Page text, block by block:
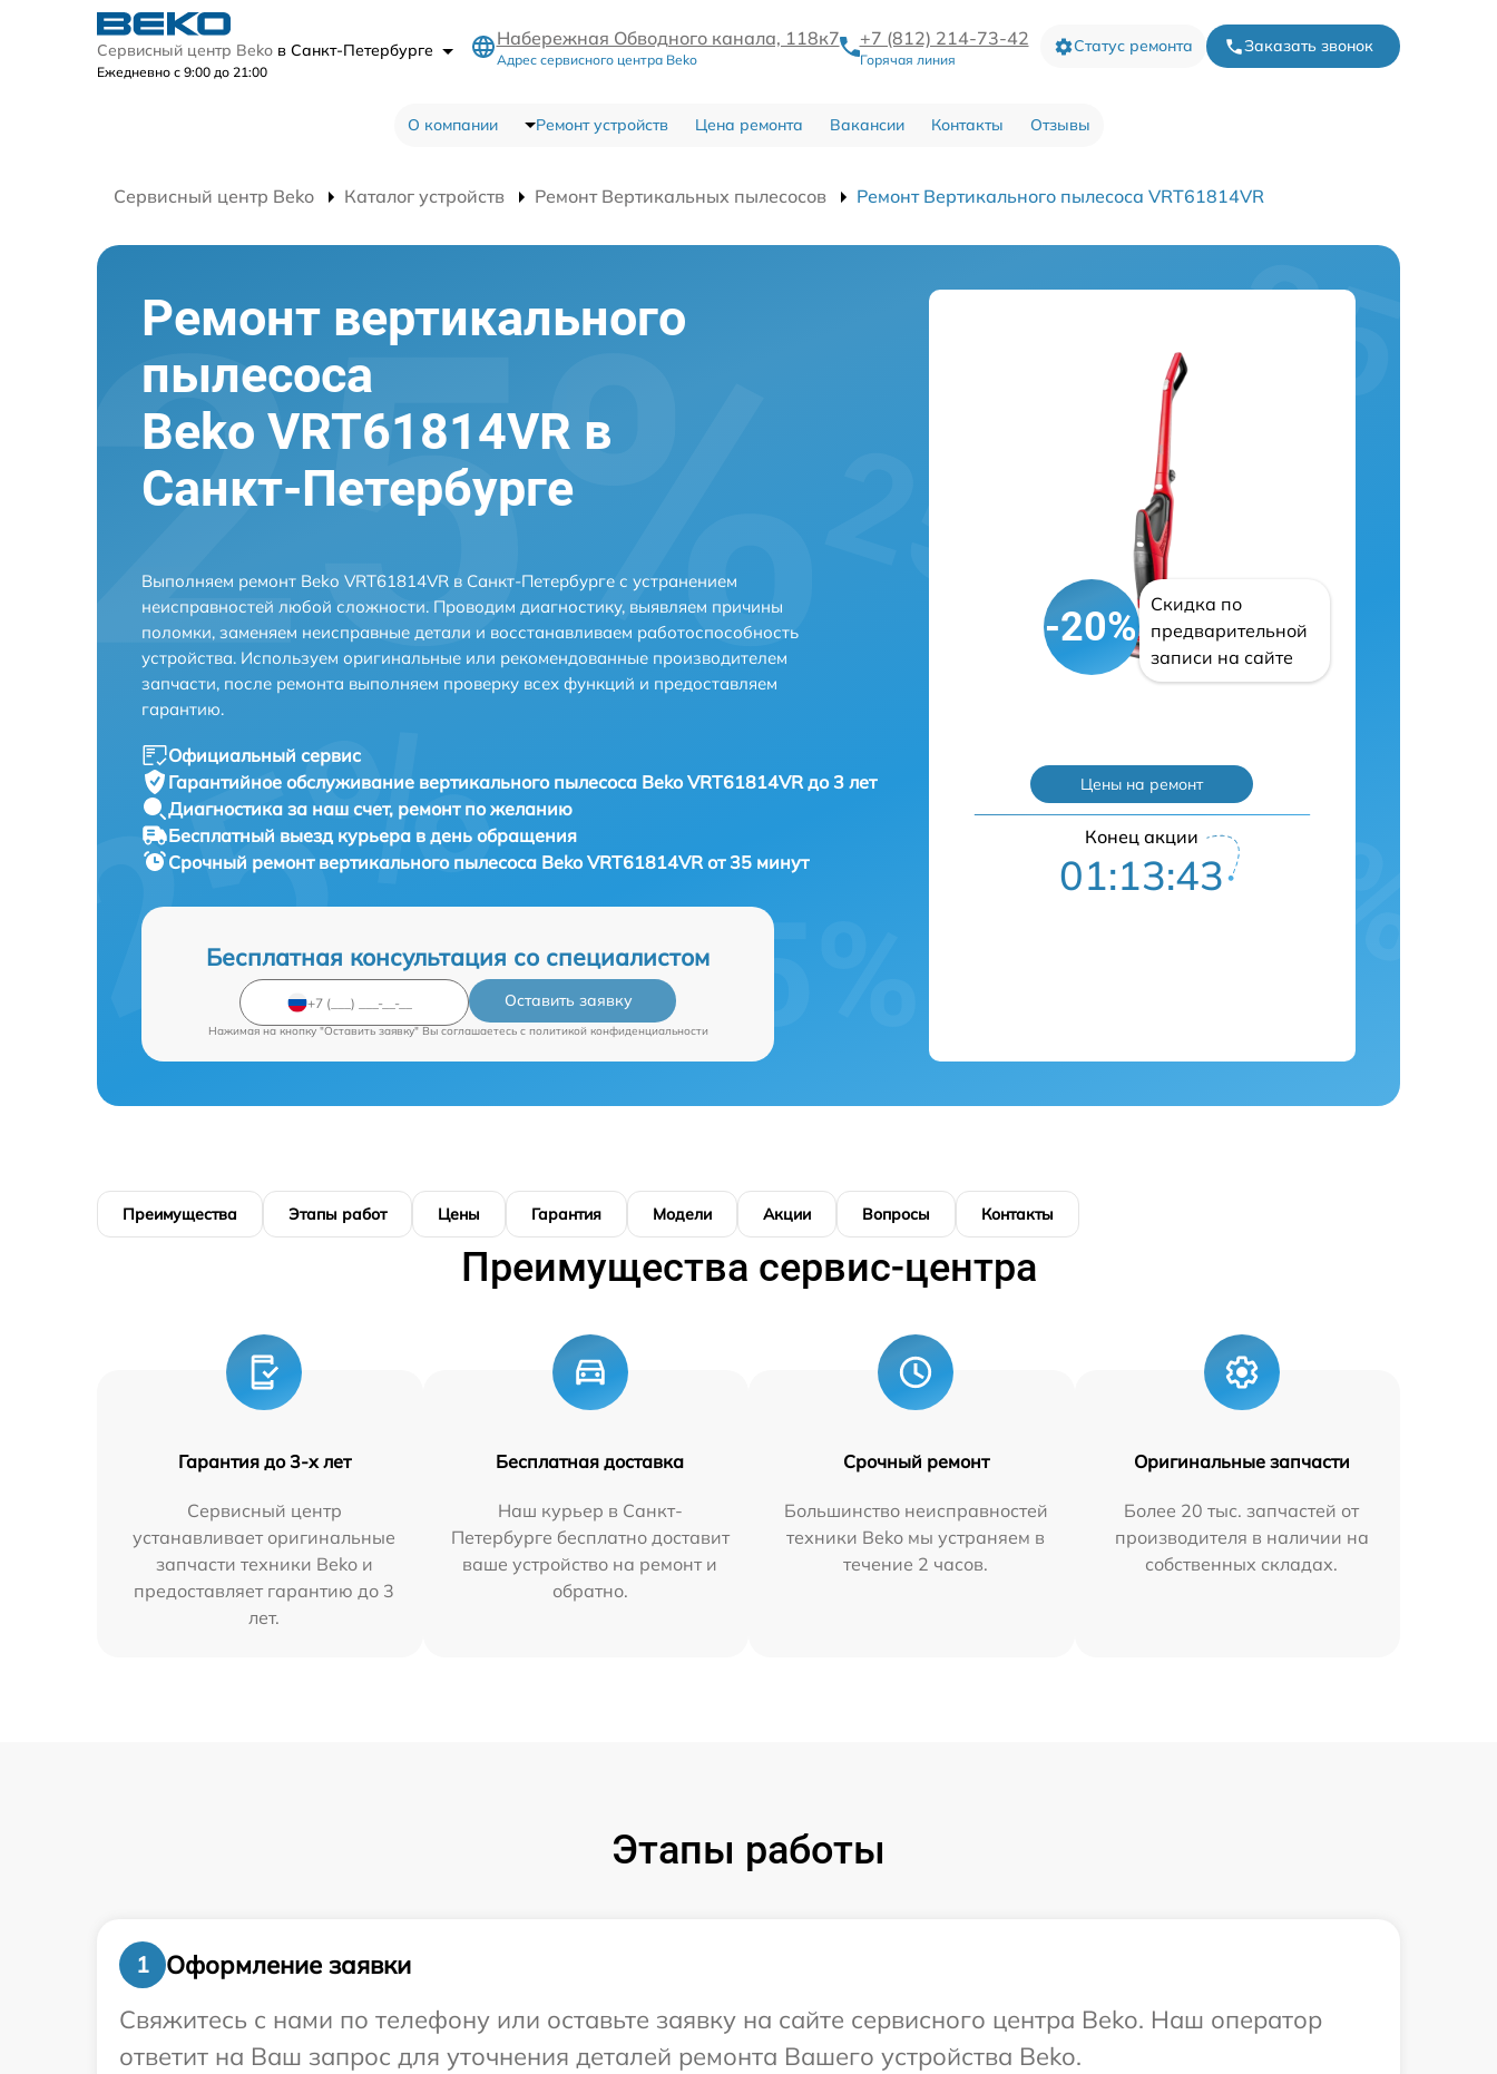
Сервисный центр Beko в Санкт-Петербурге
Ежедневно с 9:00 до 21:00
Набережная Обводного канала, 118к7
Адрес сервисного центра Beko
+7 (812) 214-73-42
Горячая линия
Статус ремонта Заказать звонок
О компании Ремонт устройств Цена ремонта Вакансии Контакты Отзывы
Сервисный центр Beko Каталог устройств Ремонт Вертикальных пылесосов Ремонт Вертикального пылесоса VRT61814VR
Ремонт вертикального
пылесоса
Beko VRT61814VR в
Санкт-Петербурге
Выполняем ремонт Beko VRT61814VR в Санкт-Петербурге с устранением
неисправностей любой сложности. Проводим диагностику, выявляем причины
поломки, заменяем неисправные детали и восстанавливаем работоспособность
устройства. Используем оригинальные или рекомендованные производителем
запчасти, после ремонта выполняем проверку всех функций и предоставляем
гарантию.
Официальный сервис
Гарантийное обслуживание вертикального пылесоса Beko VRT61814VR до 3 лет
Диагностика за наш счет, ремонт по желанию
Бесплатный выезд курьера в день обращения
Срочный ремонт вертикального пылесоса Beko VRT61814VR от 35 минут
Бесплатная консультация со специалистом
Оставить заявку
Нажимая на кнопку "Оставить заявку" Вы соглашаетесь c политикой конфиденциальности
-20%
Скидка по
предварительной
записи на сайте
Цены на ремонт
Конец акции
01:13:42
Преимущества Этапы работ Цены Гарантия Модели Акции Вопросы Контакты
Преимущества сервис-центра
Гарантия до 3-х лет
Сервисный центр
устанавливает оригинальные
запчасти техники Beko и
предоставляет гарантию до 3
лет.
Бесплатная доставка
Наш курьер в Санкт-
Петербурге бесплатно доставит
ваше устройство на ремонт и
обратно.
Срочный ремонт
Большинство неисправностей
техники Beko мы устраняем в
течение 2 часов.
Оригинальные запчасти
Более 20 тыс. запчастей от
производителя в наличии на
собственных складах.
Этапы работы
1
Оформление заявки
Свяжитесь с нами по телефону или оставьте заявку на сайте сервисного центра Beko. Наш оператор
ответит на Ваш запрос для уточнения деталей ремонта Вашего устройства Beko.